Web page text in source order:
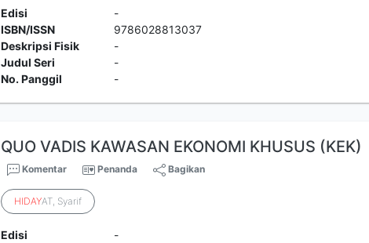
Edisi
-
ISBN/ISSN
9786028813037
Deskripsi Fisik
-
Judul Seri
-
No. Panggil
-
QUO VADIS KAWASAN EKONOMI KHUSUS (KEK)
Komentar Penanda Bagikan
HIDAYAT, Syarif
Edisi
-